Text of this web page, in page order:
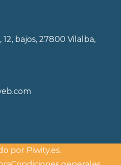
12, bajos, 27800 Vilalba,
por Piwity.es.